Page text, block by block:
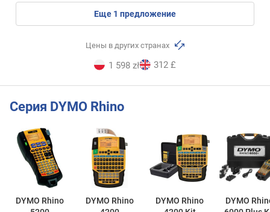
eще 1 предложение
Цены в других странах
1 598 zł 312 £
Серия DYMO Rhino
DYMO Rhino
DYMO Rhino
DYMO Rhino
DYMO